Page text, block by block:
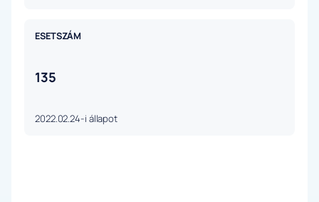
ESETSZÁM
135
2022.02.24-i állapot